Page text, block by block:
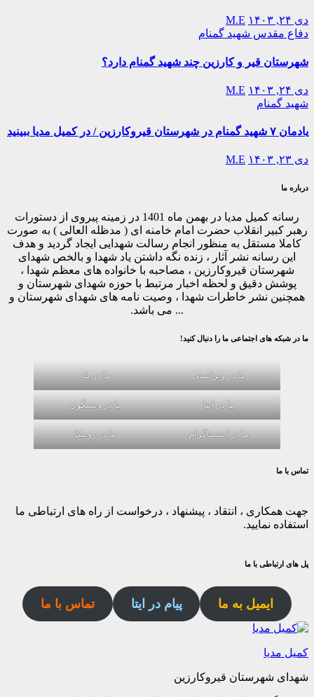
دی ۲۴, ۱۴۰۳
M.E
دفاع مقدس شهید گمنام
شهرستان قیر و کارزین چند شهید گمنام دارد؟
دی ۲۴, ۱۴۰۳
M.E
شهید گمنام
یادمان ۷ شهید گمنام در شهرستان قیروکارزین / در کمیل مدیا ببینید
دی ۲۳, ۱۴۰۳ M.E
درباره ما
رسانه کمیل مدیا در بهمن ماه 1401 در زمینه پیروی از دستورات
رهبر کبیر انقلاب حضرت امام خامنه ای ( مدظله العالی ) به صورت
کاملا مستقل به منظور انجام رسالت شهدایی ایجاد گردید و هدف
این رسانه نشر آثار ، زنده نگه داشتن یاد شهدا و بالخص شهدای
شهرستان قیروکارزین ، مصاحبه با خانواده های معظم شهدا ،
پوشش دقیق و لحظه اخبار مرتبط با حوزه شهدای شهرستان و
همچنین نشر خاطرات شهدا ، وصیت نامه های شهدای شهرستان و
... می باشد.
ما در شبکه های اجتماعی ما را دنبال کنید!
ما در ویراستی ما در بله
ما در ایتا ما در ویسگون
ما در اینستاگرام ما در روبیکا
تماس با ما
جهت همکاری ، انتقاد ، پیشنهاد ، درخواست از راه های ارتباطی ما
استفاده نمایید.
پل های ارتباطی با ما
ایمیل به ما پیام در ایتا تماس با ما
کمیل مدیا
شهدای شهرستان قیروکارزین